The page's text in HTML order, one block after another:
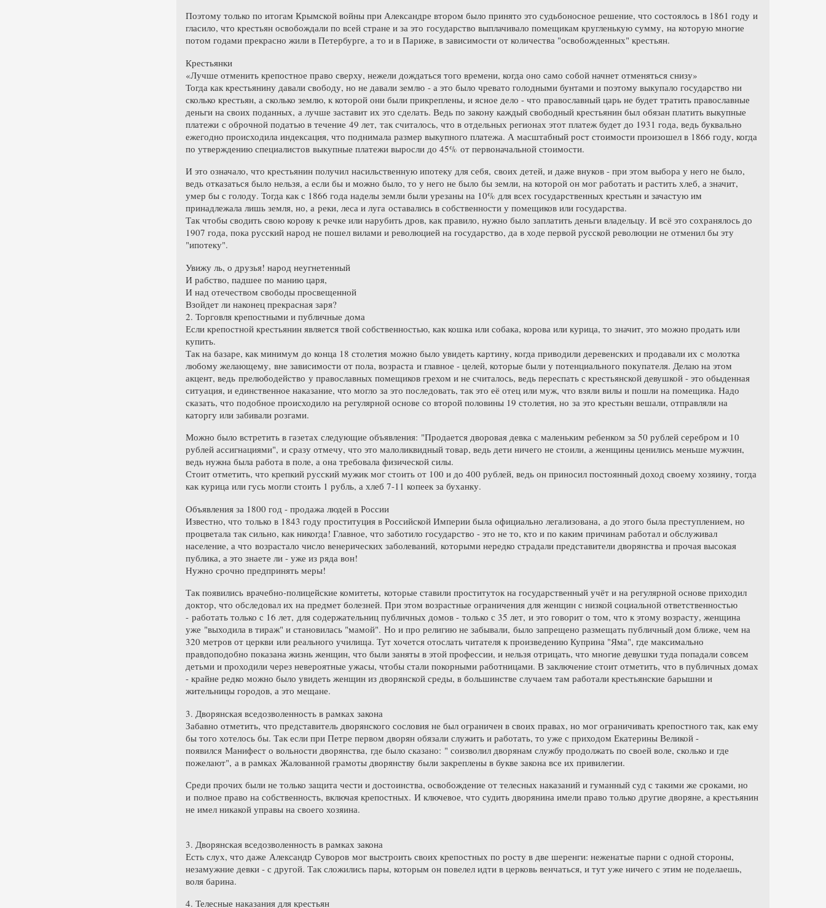
Поэтому только по итогам Крымской войны при Александре втором было принято это судьбоносное решение, что состоялось в 1861 году и
гласило, что крестьян освобождали по всей стране и за это государство выплачивало помещикам кругленькую сумму, на которую многие
потом годами прекрасно жили в Петербурге, а то и в Париже, в зависимости от количества "освобожденных" крестьян.
Крестьянки
«Лучше отменить крепостное право сверху, нежели дождаться того времени, когда оно само собой начнет отменяться снизу»
Тогда как крестьянину давали свободу, но не давали землю - а это было чревато голодными бунтами и поэтому выкупало государство ни
сколько крестьян, а сколько землю, к которой они были прикреплены, и ясное дело - что православный царь не будет тратить православные
деньги на своих поданных, а лучше заставит их это сделать. Ведь по закону каждый свободный крестьянин был обязан платить выкупные
платежи с оброчной податью в течение 49 лет, так считалось, что в отдельных регионах этот платеж будет до 1931 года, ведь буквально
ежегодно происходила индексация, что поднимала размер выкупного платежа. А масштабный рост стоимости произошел в 1866 году, когда
по утверждению специалистов выкупные платежи выросли до 45% от первоначальной стоимости.
И это означало, что крестьянин получил насильственную ипотеку для себя, своих детей, и даже внуков - при этом выбора у него не было,
ведь отказаться было нельзя, а если бы и можно было, то у него не было бы земли, на которой он мог работать и растить хлеб, а значит,
умер бы с голоду. Тогда как с 1866 года наделы земли были урезаны на 10% для всех государственных крестьян и зачастую им
принадлежала лишь земля, но, а реки, леса и луга оставались в собственности у помещиков или государства.
Так чтобы сводить свою корову к речке или нарубить дров, как правило, нужно было заплатить деньги владельцу. И всё это сохранялось до
1907 года, пока русский народ не пошел вилами и революцией на государство, да в ходе первой русской революции не отменил бы эту
"ипотеку".
Увижу ль, о друзья! народ неугнетенный
И рабство, падшее по манию царя,
И над отечеством свободы просвещенной
Взойдет ли наконец прекрасная заря?
2. Торговля крепостными и публичные дома
Если крепостной крестьянин является твой собственностью, как кошка или собака, корова или курица, то значит, это можно продать или
купить.
Так на базаре, как минимум до конца 18 столетия можно было увидеть картину, когда приводили деревенских и продавали их с молотка
любому желающему, вне зависимости от пола, возраста и главное - целей, которые были у потенциального покупателя. Делаю на этом
акцент, ведь прелюбодейство у православных помещиков грехом и не считалось, ведь переспать с крестьянской девушкой - это обыденная
ситуация, и единственное наказание, что могло за это последовать, так это её отец или муж, что взяли вилы и пошли на помещика. Надо
сказать, что подобное происходило на регулярной основе со второй половины 19 столетия, но за это крестьян вешали, отправляли на
каторгу или забивали розгами.
Можно было встретить в газетах следующие объявления: "Продается дворовая девка с маленьким ребенком за 50 рублей серебром и 10
рублей ассигнациями", и сразу отмечу, что это малоликвидный товар, ведь дети ничего не стоили, а женщины ценились меньше мужчин,
ведь нужна была работа в поле, а она требовала физической силы.
Стоит отметить, что крепкий русский мужик мог стоить от 100 и до 400 рублей, ведь он приносил постоянный доход своему хозяину, тогда
как курица или гусь могли стоить 1 рубль, а хлеб 7-11 копеек за буханку.
Объявления за 1800 год - продажа людей в России
Известно, что только в 1843 году проституция в Российской Империи была официально легализована, а до этого была преступлением, но
процветала так сильно, как никогда! Главное, что заботило государство - это не то, кто и по каким причинам работал и обслуживал
население, а что возрастало число венерических заболеваний, которыми нередко страдали представители дворянства и прочая высокая
публика, а это знаете ли - уже из ряда вон!
Нужно срочно предпринять меры!
Так появились врачебно-полицейские комитеты, которые ставили проституток на государственный учёт и на регулярной основе приходил
доктор, что обследовал их на предмет болезней. При этом возрастные ограничения для женщин с низкой социальной ответственностью
- работать только с 16 лет, для содержательниц публичных домов - только с 35 лет, и это говорит о том, что к этому возрасту, женщина
уже "выходила в тираж" и становилась "мамой". Но и про религию не забывали, было запрещено размещать публичный дом ближе, чем на
320 метров от церкви или реального училища. Тут хочется отослать читателя к произведению Куприна "Яма", где максимально
правдоподобно показана жизнь женщин, что были заняты в этой профессии, и нельзя отрицать, что многие девушки туда попадали совсем
детьми и проходили через невероятные ужасы, чтобы стали покорными работницами. В заключение стоит отметить, что в публичных домах
- крайне редко можно было увидеть женщин из дворянской среды, в большинстве случаем там работали крестьянские барышни и
жительницы городов, а это мещане.
3. Дворянская вседозволенность в рамках закона
Забавно отметить, что представитель дворянского сословия не был ограничен в своих правах, но мог ограничивать крепостного так, как ему
бы того хотелось бы. Так если при Петре первом дворян обязали служить и работать, то уже с приходом Екатерины Великой -
появился Манифест о вольности дворянства, где было сказано: " соизволил дворянам службу продолжать по своей воле, сколько и где
пожелают", а в рамках Жалованной грамоты дворянству были закреплены в букве закона все их привилегии.
Среди прочих были не только защита чести и достоинства, освобождение от телесных наказаний и гуманный суд с такими же сроками, но
и полное право на собственность, включая крепостных. И ключевое, что судить дворянина имели право только другие дворяне, а крестьянин
не имел никакой управы на своего хозяина.
3. Дворянская вседозволенность в рамках закона
Есть слух, что даже Александр Суворов мог выстроить своих крепостных по росту в две шеренги: неженатые парни с одной стороны,
незамужние девки - с другой. Так сложились пары, которым он повелел идти в церковь венчаться, и тут уже ничего с этим не поделаешь,
воля барина.
4. Телесные наказания для крестьян